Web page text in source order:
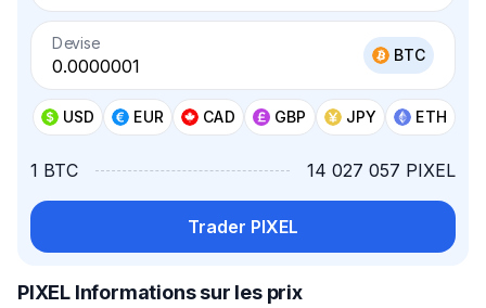
Devise
BTC
USD EUR CAD GBP JPY ETH
1 BTC 14 027 057 PIXEL
Trader PIXEL
PIXEL Informations sur les prix